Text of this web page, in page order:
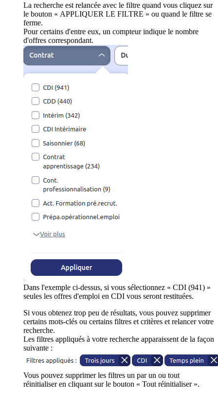
La recherche est relancée avec le filtre quand vous cliquez sur
le bouton « APPLIQUER LE FILTRE » ou quand le filtre se
ferme.
Pour certains d'entre eux, un compteur indique le nombre
d'offres correspondant.
Dans l'exemple ci-dessus, si vous sélectionnez « CDI (941) »
seules les offres d'emploi en CDI vous seront restituées.
Si vous obtenez trop peu de résultats, vous pouvez supprimer
certains mots-clés ou certains filtres et critères et relancer votre
recherche.
Les filtres appliqués à votre recherche apparaissent de la façon
suivante :
Vous pouvez supprimer les filtres un par un ou tout
réinitialiser en cliquant sur le bouton « Tout réinitialiser ».